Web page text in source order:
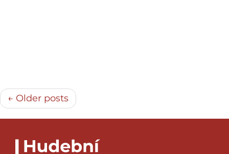
← Older posts